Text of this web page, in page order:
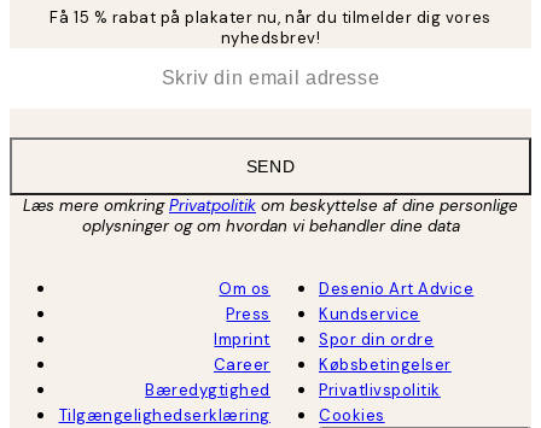
Få 15 % rabat på plakater nu, når du tilmelder dig vores
nyhedsbrev!
SEND
Læs mere omkringPrivatpolitik om beskyttelse af dine personlige
oplysninger og om hvordan vi behandler dine data
Om os
Press
Imprint
Career
Bæredygtighed
Tilgængelighedserklæring
Desenio Art Advice
Kundservice
Spor din ordre
Købsbetingelser
Privatlivspolitik
Cookies